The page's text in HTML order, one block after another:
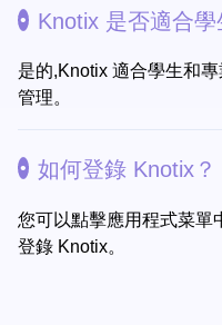
Knotix 是否適合學
是的,Knotix 適合學生和
管理。
如何登錄 Knotix？
您可以點擊應用程式菜單
登錄 Knotix。